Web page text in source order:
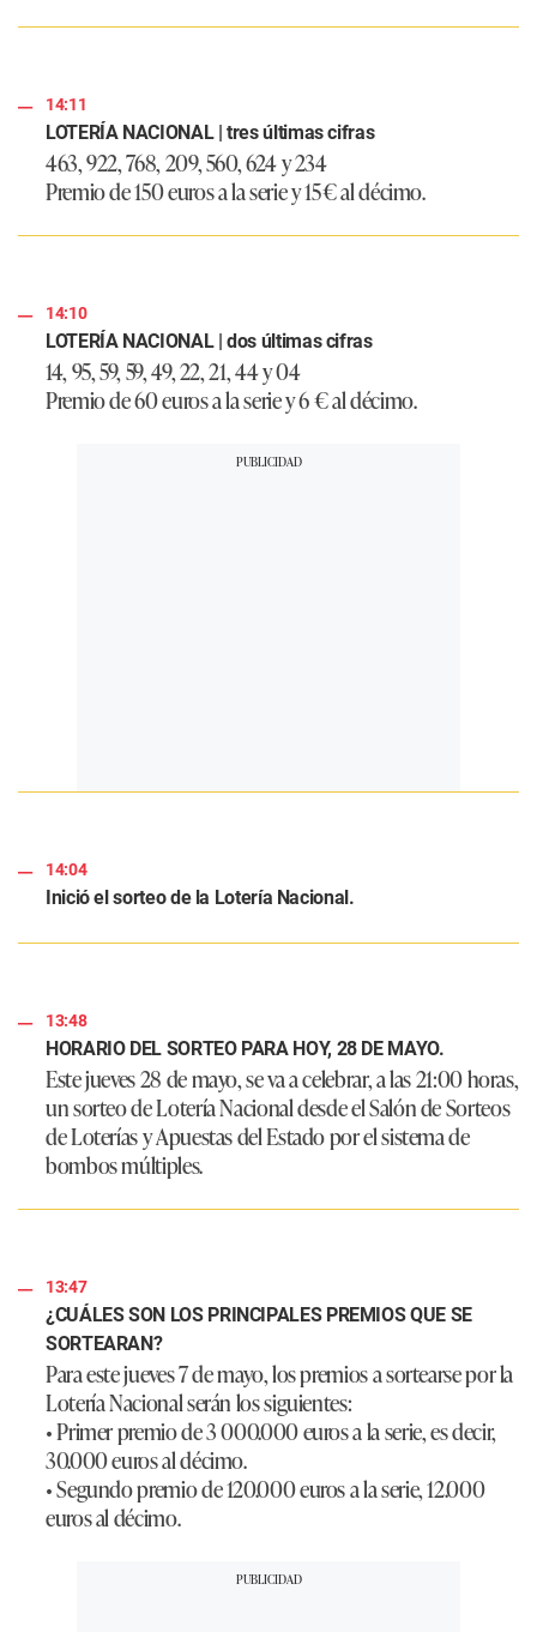
14:11
LOTERÍA NACIONAL | tres últimas cifras
463, 922, 768, 209, 560, 624 y 234
Premio de 150 euros a la serie y 15 € al décimo.
14:10
LOTERÍA NACIONAL | dos últimas cifras
14, 95, 59, 59, 49, 22, 21, 44 y 04
Premio de 60 euros a la serie y 6 € al décimo.
14:04
Inició el sorteo de la Lotería Nacional.
13:48
HORARIO DEL SORTEO PARA HOY, 28 DE MAYO.
Este jueves 28 de mayo, se va a celebrar, a las 21:00 horas,
un sorteo de Lotería Nacional desde el Salón de Sorteos
de Loterías y Apuestas del Estado por el sistema de
bombos múltiples.
13:47
¿CUÁLES SON LOS PRINCIPALES PREMIOS QUE SE
SORTEARAN?
Para este jueves 7 de mayo, los premios a sortearse por la
Lotería Nacional serán los siguientes:
• Primer premio de 3 000.000 euros a la serie, es decir,
30.000 euros al décimo.
• Segundo premio de 120.000 euros a la serie, 12.000
euros al décimo.